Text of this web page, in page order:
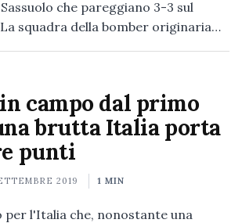
che pareggiano 3-3 sul
squadra della bomber originaria…
campo dal primo
brutta Italia porta
punti
2019 1 MIN
per l'Italia che, nonostante una